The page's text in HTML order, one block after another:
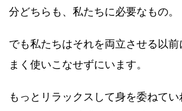
分どちらも、私たちに必要なもの。
でも私たちはそれを両立させる以前
まく使いこなせずにいます。
もっとリラックスして身を委ねてい